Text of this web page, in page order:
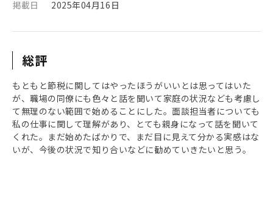
掲載日
2025年04月16日
総評
もともと節税に関してはやったほうがいいとは思ってはいた
が、職場の同僚にも色々と話を聞いて家庭の状況なども考慮し
て無理のない範囲で始めることにした。面談担当者についても
私の仕事に関して理解があり、とても親身になって話を聞いて
くれた。まだ始めたばかりで、まだ目に見えて分かる実感はな
いが、今後の状況で知り合いなどに勧めていきたいと思う。